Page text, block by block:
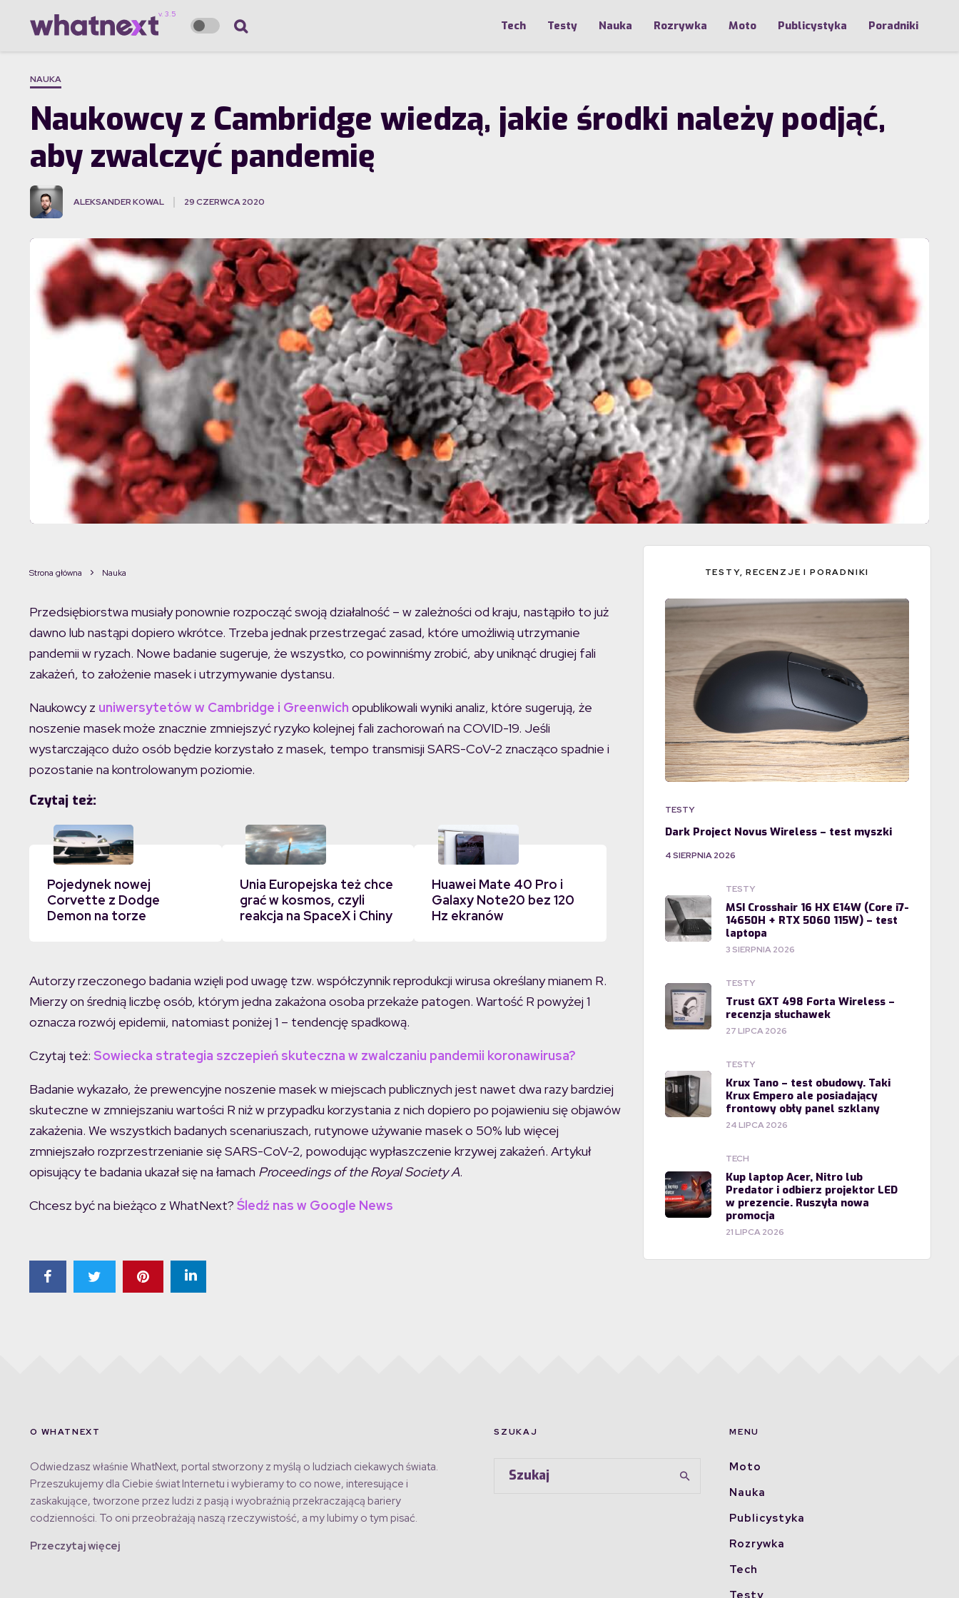
Tech Testy Nauka Rozrywka Moto Publicystyka Poradniki
NAUKA
Naukowcy z Cambridge wiedzą, jakie środki należy podjąć,
aby zwalczyć pandemię
ALEKSANDER KOWAL 29 CZERWCA 2020
Strona główna Nauka
Przedsiębiorstwa musiały ponownie rozpocząć swoją działalność – w zależności od kraju, nastąpiło to już
dawno lub nastąpi dopiero wkrótce. Trzeba jednak przestrzegać zasad, które umożliwią utrzymanie
pandemii w ryzach. Nowe badanie sugeruje, że wszystko, co powinniśmy zrobić, aby uniknąć drugiej fali
zakażeń, to założenie masek i utrzymywanie dystansu.
Naukowcy z uniwersytetów w Cambridge i Greenwich opublikowali wyniki analiz, które sugerują, że
noszenie masek może znacznie zmniejszyć ryzyko kolejnej fali zachorowań na COVID-19. Jeśli
wystarczająco dużo osób będzie korzystało z masek, tempo transmisji SARS-CoV-2 znacząco spadnie i
pozostanie na kontrolowanym poziomie.
Czytaj też:
Pojedynek nowej
Corvette z Dodge
Demon na torze
Unia Europejska też chce
grać w kosmos, czyli
reakcja na SpaceX i Chiny
Huawei Mate 40 Pro i
Galaxy Note20 bez 120
Hz ekranów
Autorzy rzeczonego badania wzięli pod uwagę tzw. współczynnik reprodukcji wirusa określany mianem R.
Mierzy on średnią liczbę osób, którym jedna zakażona osoba przekaże patogen. Wartość R powyżej 1
oznacza rozwój epidemii, natomiast poniżej 1 – tendencję spadkową.
Czytaj też: Sowiecka strategia szczepień skuteczna w zwalczaniu pandemii koronawirusa?
Badanie wykazało, że prewencyjne noszenie masek w miejscach publicznych jest nawet dwa razy bardziej
skuteczne w zmniejszaniu wartości R niż w przypadku korzystania z nich dopiero po pojawieniu się objawów
zakażenia. We wszystkich badanych scenariuszach, rutynowe używanie masek o 50% lub więcej
zmniejszało rozprzestrzenianie się SARS-CoV-2, powodując wypłaszczenie krzywej zakażeń. Artykuł
opisujący te badania ukazał się na łamach Proceedings of the Royal Society A.
Chcesz być na bieżąco z WhatNext? Śledź nas w Google News
TESTY, RECENZJE I PORADNIKI
TESTY
Dark Project Novus Wireless – test myszki
4 SIERPNIA 2026
TESTY
MSI Crosshair 16 HX E14W (Core i7-
14650H + RTX 5060 115W) – test
laptopa
3 SIERPNIA 2026
TESTY
Trust GXT 498 Forta Wireless –
recenzja słuchawek
27 LIPCA 2026
TESTY
Krux Tano – test obudowy. Taki
Krux Empero ale posiadający
frontowy obły panel szklany
24 LIPCA 2026
TECH
Kup laptop Acer, Nitro lub
Predator i odbierz projektor LED
w prezencie. Ruszyła nowa
promocja
21 LIPCA 2026
O WHATNEXT
Odwiedzasz właśnie WhatNext, portal stworzony z myślą o ludziach ciekawych świata.
Przeszukujemy dla Ciebie świat Internetu i wybieramy to co nowe, interesujące i
zaskakujące, tworzone przez ludzi z pasją i wyobraźnią przekraczającą bariery
codzienności. To oni przeobrażają naszą rzeczywistość, a my lubimy o tym pisać.
Przeczytaj więcej
SZUKAJ MENU
Moto
Nauka
Publicystyka
Rozrywka
Tech
Testy